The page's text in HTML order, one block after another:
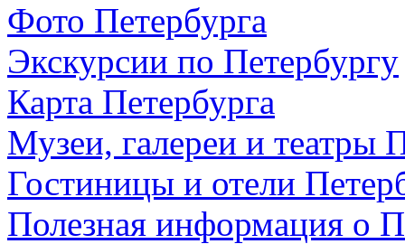
Фото Петербурга
Экскурсии по Петербургу
Карта Петербурга
Музеи, галереи и театры
Гостиницы и отели
Полезная информация о